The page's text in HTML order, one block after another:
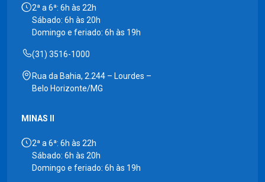
2ª a 6ª: 6h às 22h
Sábado: 6h às 20h
Domingo e feriado: 6h às 19h
(31) 3516-1000
Rua da Bahia, 2.244 – Lourdes –
Belo Horizonte/MG
MINAS II
2ª a 6ª: 6h às 22h
Sábado: 6h às 20h
Domingo e feriado: 6h às 19h